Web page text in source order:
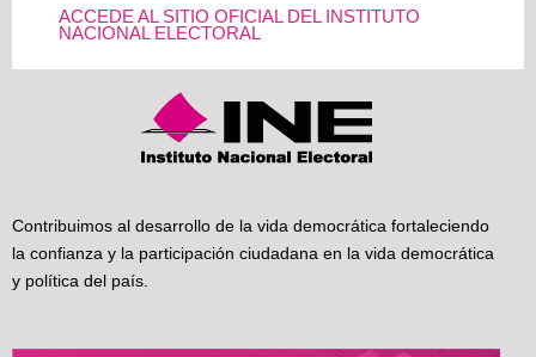
ACCEDE AL SITIO OFICIAL DEL INSTITUTO
NACIONAL ELECTORAL
Contribuimos al desarrollo de la vida democrática fortaleciendo
la confianza y la participación ciudadana en la vida democrática
y política del país.